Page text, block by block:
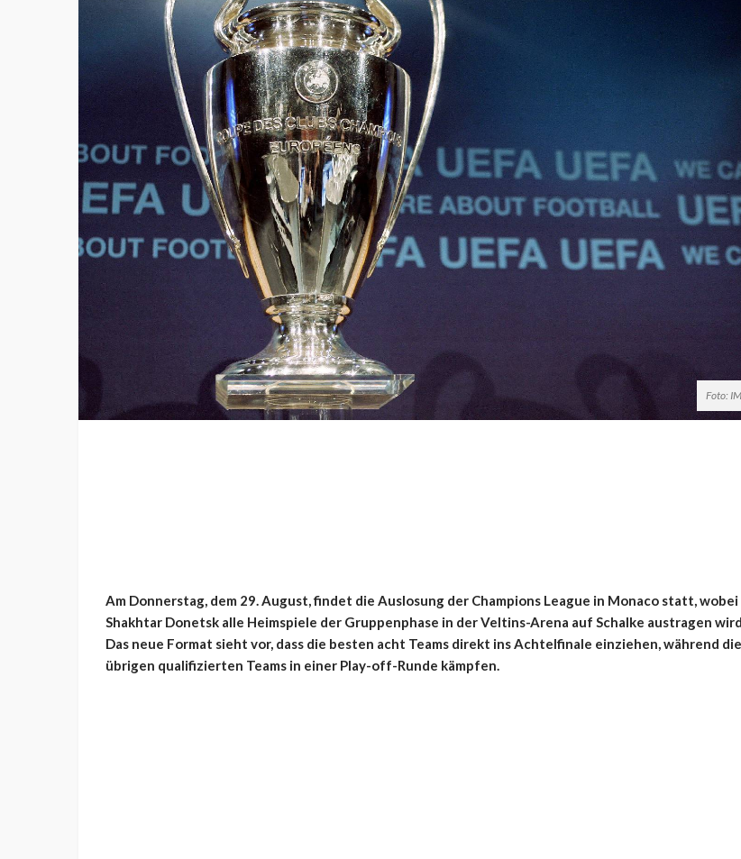
Foto:
Am Donnerstag, dem 29. August, findet die Auslosung der Champions League in Monaco statt, wobei
Shakhtar Donetsk alle Heimspiele der Gruppenphase in der Veltins-Arena auf Schalke austragen
Das neue Format sieht vor, dass die besten acht Teams direkt ins Achtelfinale einziehen, während die
übrigen qualifizierten Teams in einer Play-off-Runde kämpfen.